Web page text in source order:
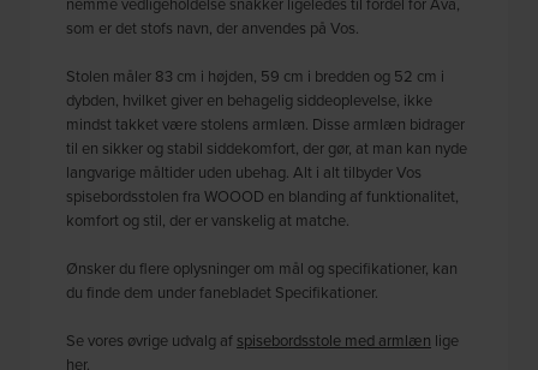
som er det stofs navn, der anvendes på Vos.
Stolen måler 83 cm i højden, 59 cm i bredden og 52 cm i
dybden, hvilket giver en behagelig siddeoplevelse, ikke
mindst takket være stolens armlæn. Disse armlæn bidrager
til en sikker og stabil siddekomfort, der gør, at man kan nyde
langvarige måltider uden ubehag. Alt i alt tilbyder Vos
spisebordsstolen fra WOOOD en blanding af funktionalitet,
komfort og stil, der er vanskelig at matche.
Ønsker du flere oplysninger om mål og specifikationer, kan
du finde dem under fanebladet Specifikationer.
Se vores øvrige udvalg af spisebordsstole med armlæn lige
her.